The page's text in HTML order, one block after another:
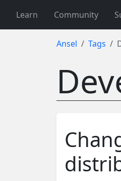
Learn Community
Ansel Tags